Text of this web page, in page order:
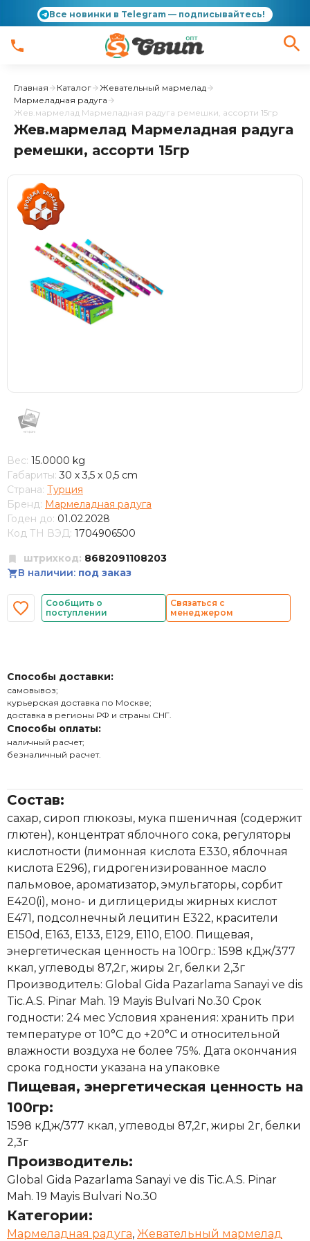
Все новинки в Telegram — подписывайтесь!
Главная Каталог
Жевательный мармелад
Мармеладная радуга
Жев.мармелад Мармеладная радуга ремешки, ассорти 15гр
Жев.мармелад Мармеладная радуга
ремешки, ассорти 15гр
Вес: 15.0000 kg
Габариты: 30 x 3,5 x 0,5 cm
Страна: Турция
Бренд: Мармеладная радуга
Годен до: 01.02.2028
Код ТН ВЭД: 1704906500
штрихкод: 8682091108203
В наличии: под заказ
Сообщить о
поступлении
Связаться с
менеджером
Способы доставки:
самовывоз;
курьерская доставка по Москве;
доставка в регионы РФ и страны СНГ.
Способы оплаты:
наличный расчет;
безналичный расчет.
Состав:
сахар, сироп глюкозы, мука пшеничная (содержит
глютен), концентрат яблочного сока, регуляторы
кислотности (лимонная кислота Е330, яблочная
кислота Е296), гидрогенизированное масло
пальмовое, ароматизатор, эмульгаторы, сорбит
Е420(i), моно- и диглицериды жирных кислот
Е471, подсолнечный лецитин Е322, красители
Е150d, Е163, Е133, Е129, Е110, Е100. Пищевая,
энергетическая ценность на 100гр.: 1598 кДж/377
ккал, углеводы 87,2г, жиры 2г, белки 2,3г
Производитель: Global Gida Pazarlama Sanayi ve dis
Tic.A.S. Pinar Mah. 19 Mayis Bulvari No.30 Срок
годности: 24 мес Условия хранения: хранить при
температуре от 10°С до +20°С и относительной
влажности воздуха не более 75%. Дата окончания
срока годности указана на упаковке
Пищевая, энергетическая ценность на
100гр:
1598 кДж/377 ккал, углеводы 87,2г, жиры 2г, белки
2,3г
Производитель:
Global Gida Pazarlama Sanayi ve dis Tic.A.S. Pinar
Mah. 19 Mayis Bulvari No.30
Категории:
Мармеладная радуга, Жевательный мармелад